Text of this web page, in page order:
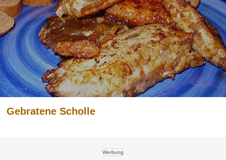
Gebratene Scholle
Werbung